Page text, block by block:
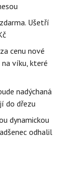
Ušetří
cenu nové
víku, které
nadýchaná
do dřezu
dynamickou
odhalil